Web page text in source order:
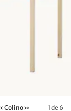
Colino » 1 de 6